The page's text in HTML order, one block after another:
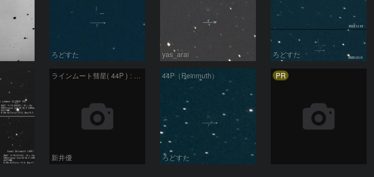
ろどすた yas_arai ろどすた
ラインムート彗星( 44P ) : 2022/10/30
新井優
44P（Reinmuth）
ろどすた
PR